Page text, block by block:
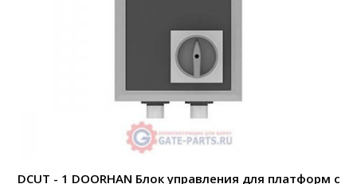
DCUT - 1 DOORHAN Блок управления для платформ с